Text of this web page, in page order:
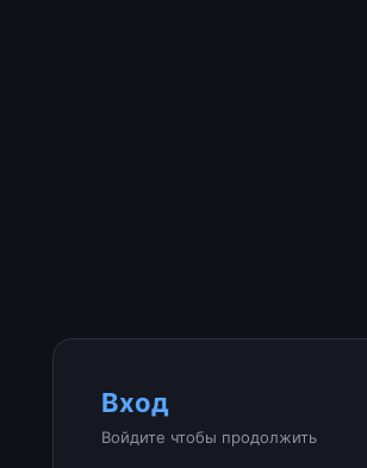
Вход
Войдите чтобы продолжить